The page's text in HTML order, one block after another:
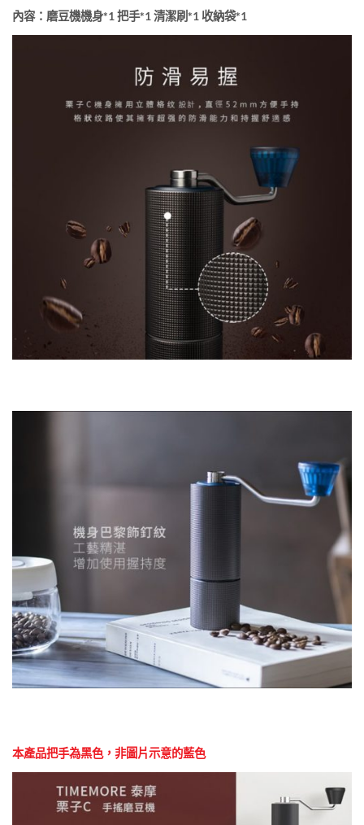
內容：磨豆機機身*1 把手*1 清潔刷*1 收納袋*1
本產品把手為黑色，非圖片示意的藍色